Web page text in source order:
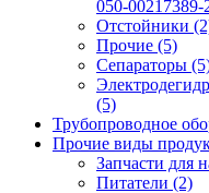
050-00217389-
Отстойники
Прочие (5)
Сепараторы
(5)
Трубопроводное
Прочие виды
Запчасти для
Питатели (2)